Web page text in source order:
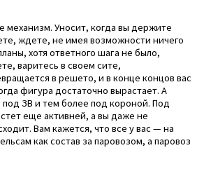
механизм. Уносит, когда вы держите
ждете, не имея возможности ничего
хотя ответного шага не было,
варитесь в своем сите,
в решето, и в конце концов вас
фигура достаточно вырастает. А
ЗВ и тем более под короной. Под
еще активней, а вы даже не
Вам кажется, что все у вас — на
как состав за паровозом, а паровоз